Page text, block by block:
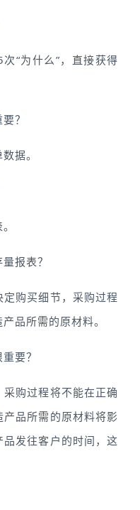
“为什么”，直接获得
？
据。
报表？
购买细节，采购过程
品所需的原材料。
要？
购过程将不能在正确
品所需的原材料将影
发往客户的时间，这